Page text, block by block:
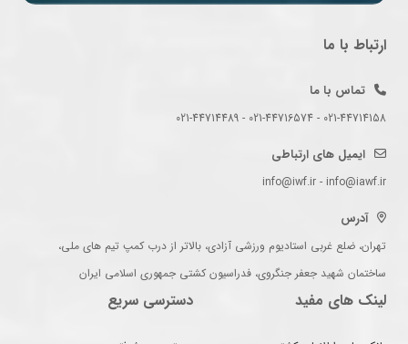
ارتباط با ما
تماس با ما
021-44714158 - 021-44716574 - 021-44714489
ایمیل های ارتباطی
info@iwf.ir - info@iawf.ir
آدرس
تهران، ضلع غربی استادیوم ورزشی آزادی، بالاتر از درب کمپ تیم های ملی،
ساختمان شهید جعفر جنگروی، فدراسیون کشتی جمهوری اسلامی ایران
لینک های مفید دسترسی سریع